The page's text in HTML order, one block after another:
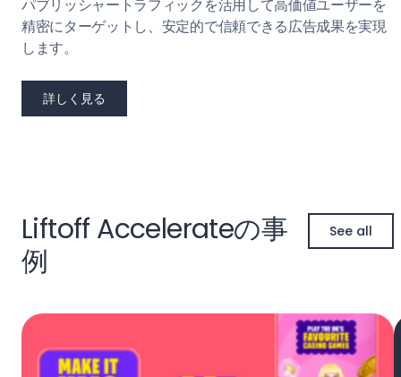
パブリッシャートラフィックを活用して高価値ユーザーを
精密にターゲットし、安定的で信頼できる広告成果を実現
します。
詳しく見る
Liftoff Accelerateの事
例
See all